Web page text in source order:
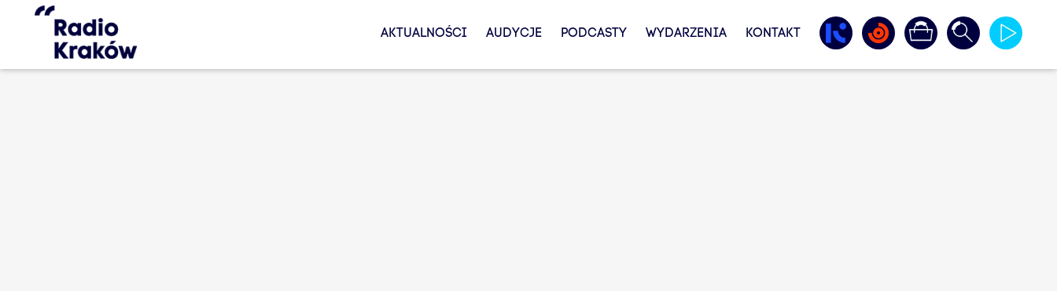
AKTUALNOŚCI AUDYCJE PODCASTY WYDARZENIA KONTAKT